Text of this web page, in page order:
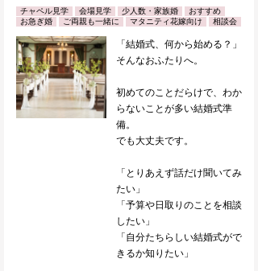
チャペル見学 会場見学 少人数・家族婚
おすすめ
お急ぎ婚
ご両親も一緒に マタニティ花嫁向け 相談会
「結婚式、何から始める？」
そんなおふたりへ。
初めてのことだらけで、わか
らないことが多い結婚式準
備。
でも大丈夫です。
「とりあえず話だけ聞いてみ
たい」
「予算や日取りのことを相談
したい」
「自分たちらしい結婚式がで
きるか知りたい」